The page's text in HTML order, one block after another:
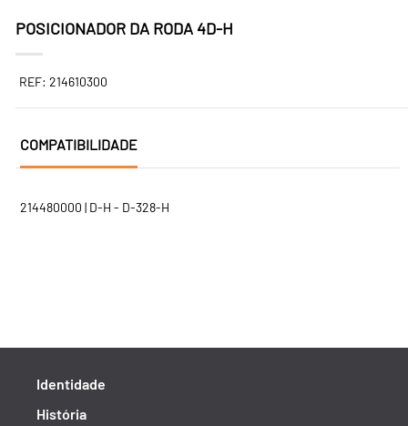
POSICIONADOR DA RODA 4D-H
REF: 214610300
COMPATIBILIDADE
214480000 | D-H - D-328-H
Identidade
História